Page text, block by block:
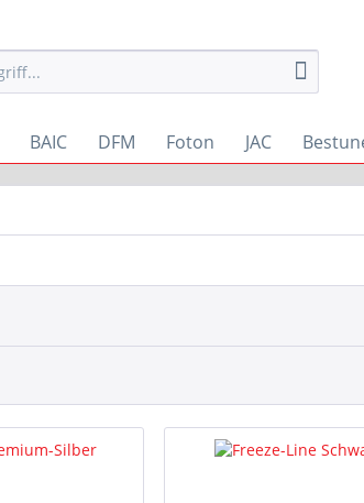
BAIC DFM Foton JAC